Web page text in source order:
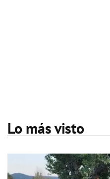
Lo más visto